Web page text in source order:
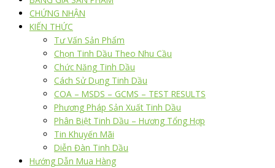
CHỨNG NHẬN
KIẾN THỨC
Tư Vấn Sản Phẩm
Chọn Tinh Dầu Theo Nhu Cầu
Chức Năng Tinh Dầu
Cách Sử Dụng Tinh Dầu
COA – MSDS – GCMS – TEST RESULTS
Phương Pháp Sản Xuất Tinh Dầu
Phân Biệt Tinh Dầu – Hương Tổng Hợp
Tin Khuyến Mãi
Diễn Đàn Tinh Dầu
Hướng Dẫn Mua Hàng